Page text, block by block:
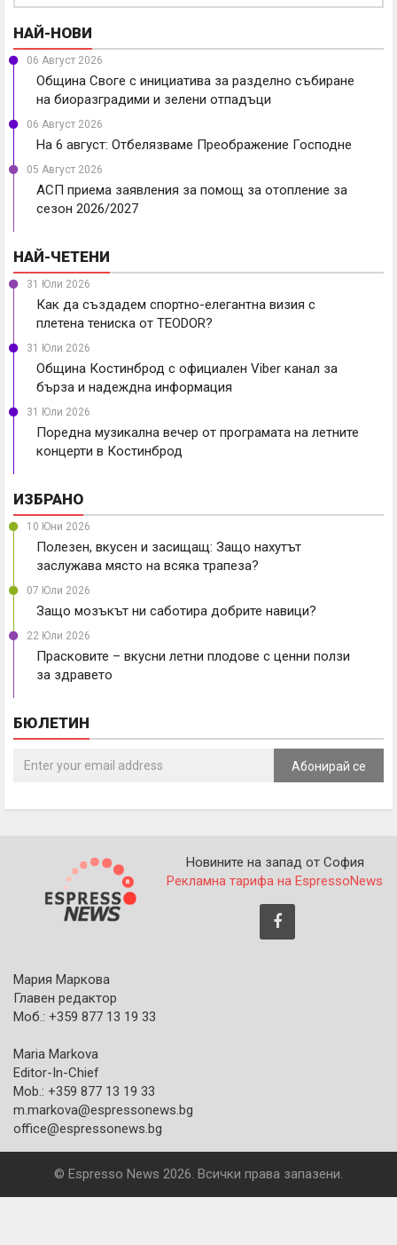
НАЙ-НОВИ
06 Август 2026
Община Своге с инициатива за разделно събиране
на биоразградими и зелени отпадъци
06 Август 2026
На 6 август: Отбелязваме Преображение Господне
05 Август 2026
АСП приема заявления за помощ за отопление за
сезон 2026/2027
НАЙ-ЧЕТЕНИ
31 Юли 2026
Как да създадем спортно-елегантна визия с
плетена тениска от TEODOR?
31 Юли 2026
Община Костинброд с официален Viber канал за
бърза и надеждна информация
31 Юли 2026
Поредна музикална вечер от програмата на летните
концерти в Костинброд
ИЗБРАНО
10 Юни 2026
Полезен, вкусен и засищащ: Защо нахутът
заслужава място на всяка трапеза?
07 Юли 2026
Защо мозъкът ни саботира добрите навици?
22 Юли 2026
Прасковите – вкусни летни плодове с ценни ползи
за здравето
БЮЛЕТИН
Абонирай се
Новините на запад от София
Рекламна тарифа на EspressoNews
Мария Маркова
Главен редактор
Моб.: +359 877 13 19 33
Maria Markova
Editor-In-Chief
Mob.: +359 877 13 19 33
m.markova@espressonews.bg
office@espressonews.bg
© Espresso News 2026. Всички права запазени.